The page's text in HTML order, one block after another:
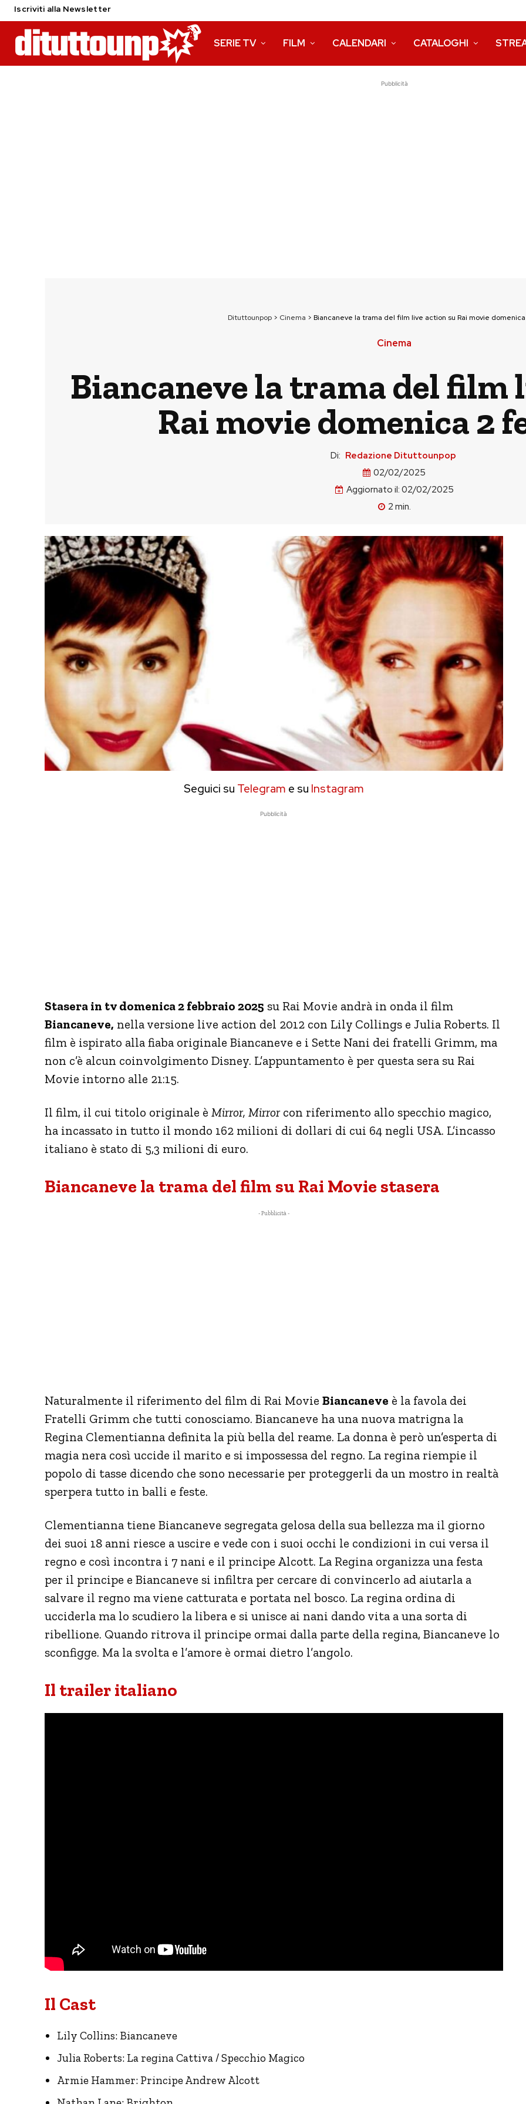
Iscriviti alla Newsletter
SERIE TV FILM CALENDARI CATALOGHI
Pubblicità
Dituttounpop> Cinema > Biancaneve la trama del film live action su Rai movie
Cinema
Biancaneve la trama del film
Rai movie domenica 2
Di: Redazione Dituttounpop
02/02/2025
Aggiornato il: 02/02/2025
2 min.
Seguici su Telegram e su Instagram
Pubblicità
Stasera in tv domenica 2 febbraio 2025 su Rai Movie andrà in onda il film
Biancaneve, nella versione live action del 2012 con Lily Collings e Julia Roberts. Il
film è ispirato alla fiaba originale Biancaneve e i Sette Nani dei fratelli Grimm, ma
non c’è alcun coinvolgimento Disney. L’appuntamento è per questa sera su Rai
Movie intorno alle 21:15.
Il film, il cui titolo originale è Mirror, Mirrorcon riferimento allo specchio magico,
ha incassato in tutto il mondo 162 milioni di dollari di cui 64 negli USA. L’incasso
italiano è stato di 5,3 milioni di euro.
Biancaneve la trama del film su Rai Movie stasera
- Pubblicità -
Naturalmente il riferimento del film di Rai Movie Biancaneve è la favola dei
Fratelli Grimm che tutti conosciamo. Biancaneve ha una nuova matrigna la
Regina Clementianna definita la più bella del reame. La donna è però un’esperta di
magia nera così uccide il marito e si impossessa del regno. La regina riempie il
popolo di tasse dicendo che sono necessarie per proteggerli da un mostro in realtà
sperpera tutto in balli e feste.
Clementianna tiene Biancaneve segregata gelosa della sua bellezza ma il giorno
dei suoi 18 anni riesce a uscire e vede con i suoi occhi le condizioni in cui versa il
regno e così incontra i 7 nani e il principe Alcott. La Regina organizza una festa
per il principe e Biancaneve si infiltra per cercare di convincerlo ad aiutarla a
salvare il regno ma viene catturata e portata nel bosco. La regina ordina di
ucciderla ma lo scudiero la libera e si unisce ai nani dando vita a una sorta di
ribellione. Quando ritrova il principe ormai dalla parte della regina, Biancaneve lo
sconfigge. Ma la svolta e l’amore è ormai dietro l’angolo.
Il trailer italiano
Il Cast
Lily Collins: Biancaneve
Julia Roberts: La regina Cattiva / Specchio Magico
Armie Hammer: Principe Andrew Alcott